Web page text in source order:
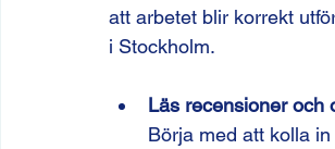
att arbetet blir korrekt
i Stockholm.
Läs recensioner och
Börja med att kolla